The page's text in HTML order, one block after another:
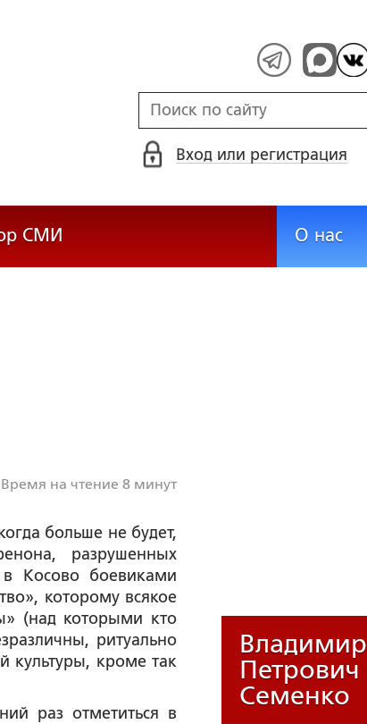
Вход или регистрация
СМИ О нас
Время на чтение 8 минут
больше не будет,
разрушенных
Косово боевиками
которому всякое
(над которыми кто
ритуально
культуры, кроме так
раз отметиться в
Владимир
Петрович
Семенко